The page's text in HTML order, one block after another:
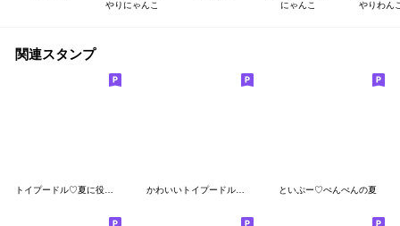
やりにゃんこ
にゃんこ
やりわん
関連スタンプ
トイプードル♡夏に役立つスタンプ かわいいトイプードル❤️あったかい言葉 といぷー♡ぺんぺんの夏